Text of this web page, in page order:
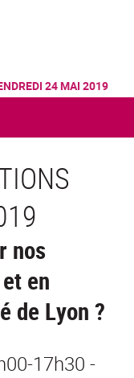
24 MAI 2019
nos
en
de Lyon ?
17h30 -